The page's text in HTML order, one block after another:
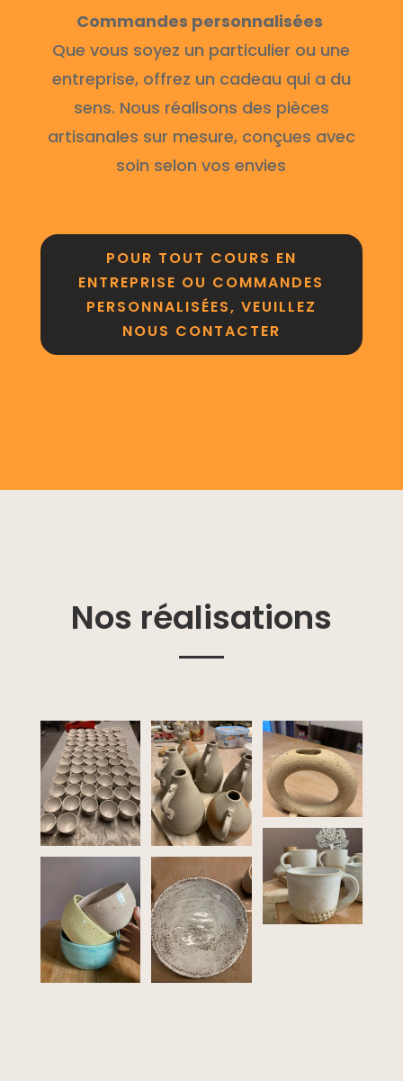
Commandes personnalisées
Que vous soyez un particulier ou une
entreprise, offrez un cadeau qui a du
sens. Nous réalisons des pièces
artisanales sur mesure, conçues avec
soin selon vos envies
POUR TOUT COURS EN
ENTREPRISE OU COMMANDES
PERSONNALISÉES, VEUILLEZ
NOUS CONTACTER
Nos réalisations